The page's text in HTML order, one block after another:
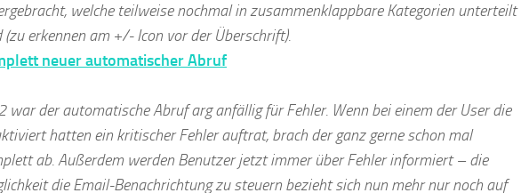
welche teilweise nochmal in zusammenklappbare Kategorien unterteilt
(zu erkennen am +/- Icon vor der Überschrift).
neuer automatischer Abruf
war der automatische Abruf arg anfällig für Fehler. Wenn bei einem der User die
hatten ein kritischer Fehler auftrat, brach der ganz gerne schon mal
ab. Außerdem werden Benutzer jetzt immer über Fehler informiert – die
die Email-Benachrichtung zu steuern bezieht sich nun mehr nur noch auf